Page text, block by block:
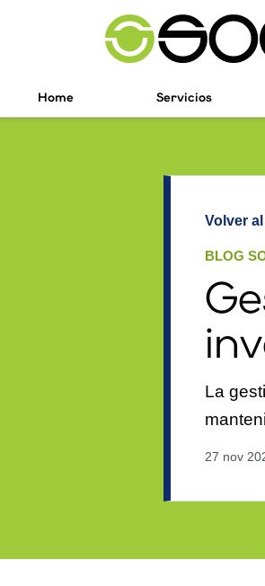
Home Servicios
Volver
BLOG
La
27 nov